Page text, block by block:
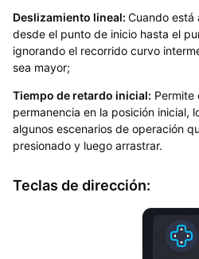
Deslizamiento lineal: Cuando está
desde el punto de inicio hasta el
ignorando el recorrido curvo
sea mayor;
Tiempo de retardo inicial: Permite
permanencia en la posición inicial,
algunos escenarios de operación
presionado y luego arrastrar.
Teclas de dirección: